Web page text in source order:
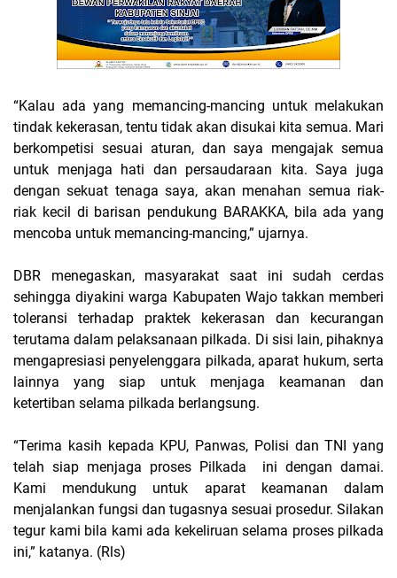
“Kalau ada yang memancing-mancing untuk melakukan
tindak kekerasan, tentu tidak akan disukai kita semua. Mari
berkompetisi sesuai aturan, dan saya mengajak semua
untuk menjaga hati dan persaudaraan kita. Saya juga
dengan sekuat tenaga saya, akan menahan semua riak-
riak kecil di barisan pendukung BARAKKA, bila ada yang
mencoba untuk memancing-mancing,” ujarnya.
DBR menegaskan, masyarakat saat ini sudah cerdas
sehingga diyakini warga Kabupaten Wajo takkan memberi
toleransi terhadap praktek kekerasan dan kecurangan
terutama dalam pelaksanaan pilkada. Di sisi lain, pihaknya
mengapresiasi penyelenggara pilkada, aparat hukum, serta
lainnya yang siap untuk menjaga keamanan dan
ketertiban selama pilkada berlangsung.
“Terima kasih kepada KPU, Panwas, Polisi dan TNI yang
telah siap menjaga proses Pilkada ini dengan damai.
Kami mendukung untuk aparat keamanan dalam
menjalankan fungsi dan tugasnya sesuai prosedur. Silakan
tegur kami bila kami ada kekeliruan selama proses pilkada
ini,” katanya. (Rls)